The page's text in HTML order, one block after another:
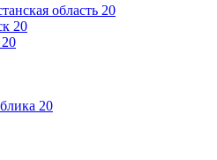
область 20
20
20
20